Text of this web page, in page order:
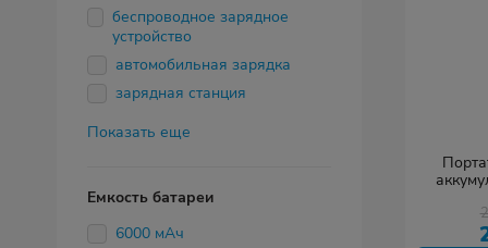
беспроводное зарядное
устройство
автомобильная зарядка
зарядная станция
Показать еще
Емкость батареи
6000 мАч